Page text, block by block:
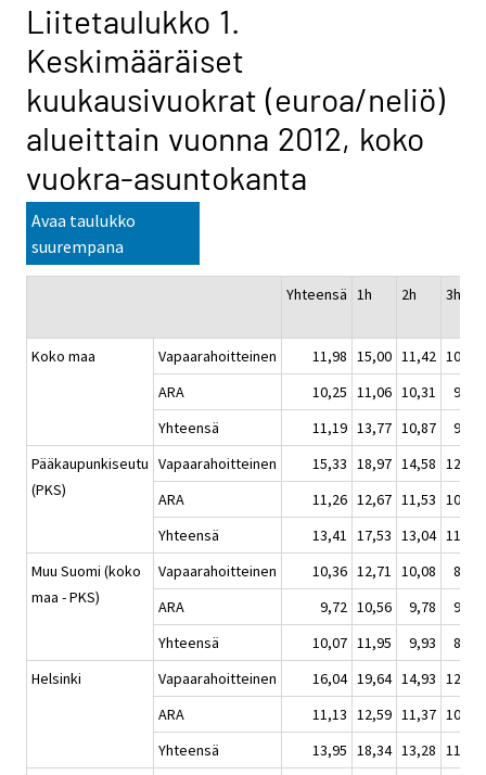
Liitetaulukko 1.
Keskimääräiset
kuukausivuokrat (euroa/neliö)
alueittain vuonna 2012, koko
vuokra-asuntokanta
Avaa taulukko
suurempana
Yhteensä 1h 2h 3h+
Koko maa Vapaarahoitteinen 11,98 15,00 11,42 10,04
ARA
10,25 11,06 10,31
9,86
Yhteensä
11,19 13,77 10,87
9,95
Pääkaupunkiseutu
(PKS)
Vapaarahoitteinen 15,33 18,97 14,58 12,64
ARA
11,26 12,67 11,53 10,72
Yhteensä
13,41 17,53 13,04 11,54
Muu Suomi (koko
maa - PKS)
Vapaarahoitteinen 10,36 12,71 10,08
8,76
ARA
9,72 10,56 9,78
9,19
Yhteensä
10,07 11,95 9,93
8,96
Helsinki
Vapaarahoitteinen 16,04 19,64 14,93 12,93
ARA
11,13 12,59 11,37 10,58
Yhteensä
13,95 18,34 13,28 11,63